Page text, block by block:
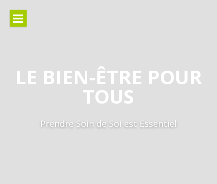
contenu
LE BIEN-ÊTRE POUR
TOUS
Prendre Soin de Soi est Essentiel